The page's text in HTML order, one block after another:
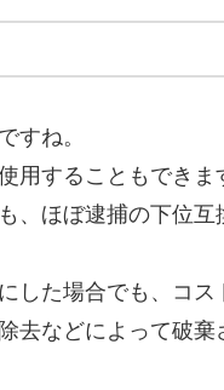
すね。
用することもでき
、ほぼ逮捕の下位互
した場合でも、コ
去などによって破